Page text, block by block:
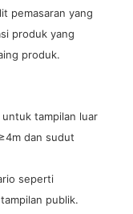
pemasaran yang
produk yang
produk.
tampilan luar
dan sudut
seperti
publik.